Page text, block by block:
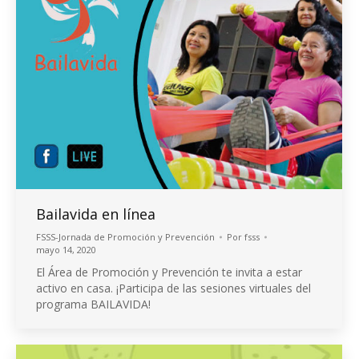
Bailavida en línea
FSSS-Jornada de Promoción y Prevención Por fsss
mayo 14, 2020
El Área de Promoción y Prevención te invita a estar
activo en casa. ¡Participa de las sesiones virtuales del
programa BAILAVIDA!